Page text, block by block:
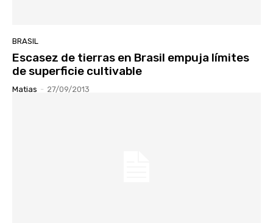
BRASIL
Escasez de tierras en Brasil empuja límites
de superficie cultivable
Matias - 27/09/2013